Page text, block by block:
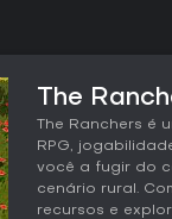
The
The Ranchers é
RPG,
você a fugir do
cenário rural.
recursos e